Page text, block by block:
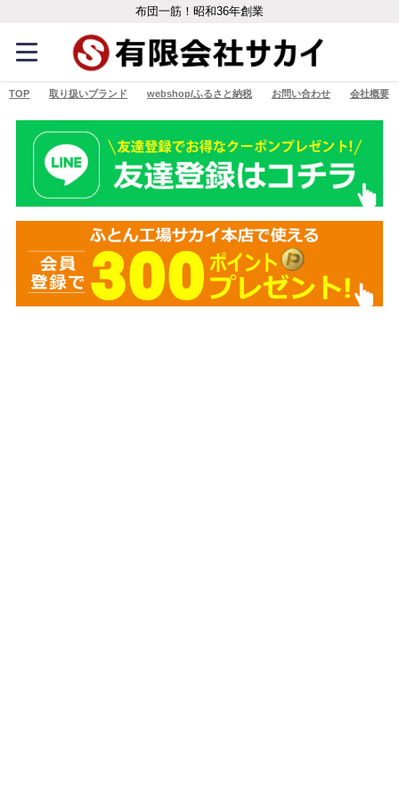
布団一筋！昭和36年創業
TOP 取り扱いブランド webshop/ふるさと納税 お問い合わせ 会社概要